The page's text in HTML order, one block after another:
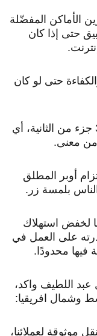
الأماكن المفضّلة
حتى إذا كان
حتى لو كان
وذلك مع وقت استجابة يصل إلى 300 جزء من الثانية، أي
من معنى.
أوبر المطلق
بلمسة زر.
لخفض استهلاك
على العمل في
فيها محدودًا.
عبد اللطيف واكد،
وشمال افريقيا:
موثوقة لعملائنا،